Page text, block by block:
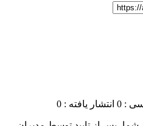
: 0 انتشار یافته : 0